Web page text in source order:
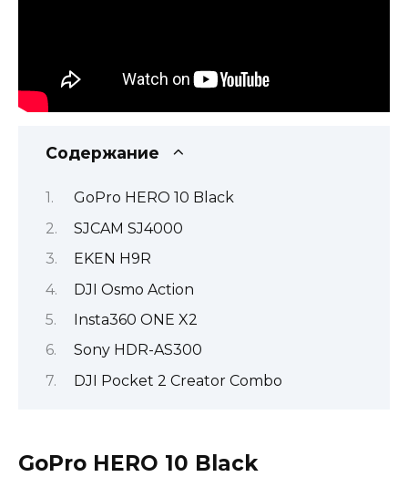
Содержание
GoPro HERO 10 Black
SJCAM SJ4000
EKEN H9R
DJI Osmo Action
Insta360 ONE X2
Sony HDR-AS300
DJI Pocket 2 Creator Combo
GoPro HERO 10 Black